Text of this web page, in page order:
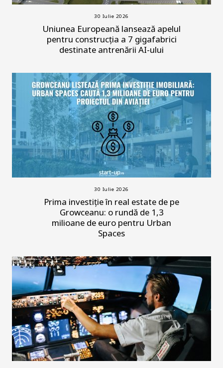
30 Iulie 2026
Uniunea Europeană lansează apelul
pentru construcția a 7 gigafabrici
destinate antrenării AI-ului
30 Iulie 2026
Prima investiție în real estate de pe
Growceanu: o rundă de 1,3
milioane de euro pentru Urban
Spaces